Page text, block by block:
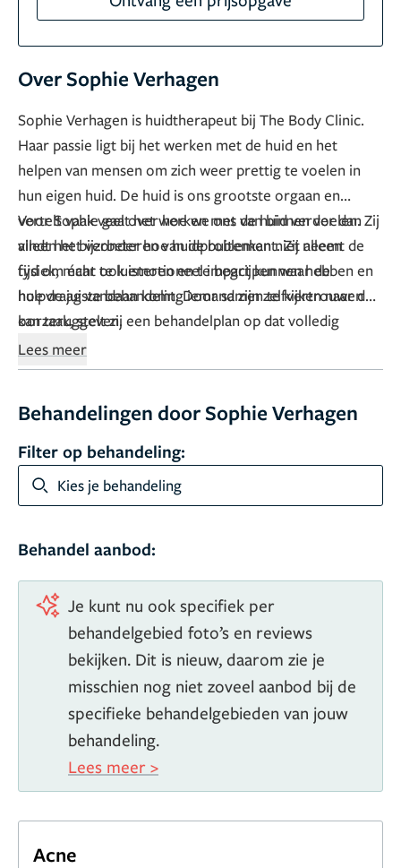
Over Sophie Verhagen
Sophie Verhagen is huidtherapeut bij The Body Clinic.
Haar passie ligt bij het werken met de huid en het
helpen van mensen om zich weer prettig te voelen in
hun eigen huid. De huid is ons grootste orgaan en
vertelt vaak veel over hoe we ons van binnen voelen. Zij
vindt het bijzonder hoe huidproblemen niet alleen
fysiek, maar ook emotioneel impact kunnen hebben en
hoe de juiste behandeling iemand zijn zelfvertrouwen
kan teruggeven.
Voor Sophie gaat het werken met de huid verder dan
alleen het verbeteren van de buitenkant. Zij neemt de
tijd om écht te luisteren en te begrijpen waar de
hulpvraag vandaan komt. Door samen te kijken naar de
oorzaak, stelt zij een behandelplan op dat volledig
aansluit bij de behoeften van haar gasten. In haar aanpak
hanteert zij een holistische benadering: alleen door het
bereikt. Daarnaast blijft zij zichzelf voortdurend
ontwikkelen door trainingen en bijscholingen te volgen.
Zo blijft zij op de hoogte van de nieuwste inzichten en
behandelmethoden binnen het vakgebied.
Lees meer
Behandelingen door Sophie Verhagen
Filter op behandeling:
Kies je behandeling
Behandel aanbod:
Je kunt nu ook specifiek per
behandelgebied foto’s en reviews
bekijken. Dit is nieuw, daarom zie je
misschien nog niet zoveel aanbod bij de
specifieke behandelgebieden van jouw
behandeling.
Lees meer >
Acne